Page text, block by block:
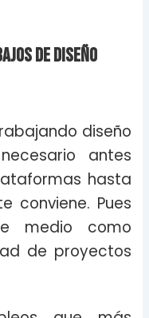
de diseño
diseño
antes
hasta
conviene. Pues
medio como
de proyectos